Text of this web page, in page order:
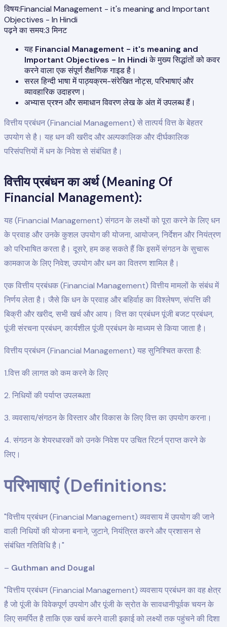
विषय:Financial Management - it's meaning and Important
Objectives - In Hindi
पढ़ने का समय:3मिनट
यह Financial Management - it's meaning and
Important Objectives - In Hindiके मुख्य सिद्धांतों को कवर
करने वाला एक संपूर्ण शैक्षणिक गाइड है।
सरल हिन्दी भाषा में पाठ्यक्रम-संरेखित नोट्स, परिभाषाएं और
व्यावहारिक उदाहरण।
अभ्यास प्रश्न और समाधान विवरण लेख के अंत में उपलब्ध हैं।
वित्तीय प्रबंधन (Financial Management) से तात्पर्य वित्त के बेहतर
उपयोग से है। यह धन की खरीद और अल्पकालिक और दीर्घकालिक
परिसंपत्तियों में धन के निवेश से संबंधित है।
वित्तीय प्रबंधन का अर्थ (Meaning Of
Financial Management):
यह (Financial Management) संगठन के लक्ष्यों को पूरा करने के लिए धन
के प्रवाह और उनके कुशल उपयोग की योजना, आयोजन, निर्देशन और नियंत्रण
को परिभाषित करता है। दूसरे, हम कह सकते हैं कि इसमें संगठन के सुचारू
कामकाज के लिए निवेश, उपयोग और धन का वितरण शामिल है।
एक वित्तीय प्रबंधक (Financial Management) वित्तीय मामलों के संबंध में
निर्णय लेता है। जैसे कि धन के प्रवाह और बहिर्वाह का विश्लेषण, संपत्ति की
बिक्री और खरीद, सभी खर्च और आय। वित्त का प्रबंधन पूंजी बजट प्रबंधन,
पूंजी संरचना प्रबंधन, कार्यशील पूंजी प्रबंधन के माध्यम से किया जाता है।
वित्तीय प्रबंधन (Financial Management) यह सुनिश्चित करता है:
1.वित्त की लागत को कम करने के लिए
2. निधियों की पर्याप्त उपलब्धता
3. व्यवसाय/संगठन के विस्तार और विकास के लिए वित्त का उपयोग करना।
4. संगठन के शेयरधारकों को उनके निवेश पर उचित रिटर्न प्राप्त करने के
लिए।
परिभाषाएं (Definitions:
"वित्तीय प्रबंधन (Financial Management) व्यवसाय में उपयोग की जाने
वाली निधियों की योजना बनाने, जुटाने, नियंत्रित करने और प्रशासन से
संबंधित गतिविधि है।"
– Guthman and Dougal
"वित्तीय प्रबंधन (Financial Management) व्यवसाय प्रबंधन का वह क्षेत्र
है जो पूंजी के विवेकपूर्ण उपयोग और पूंजी के स्रोत के सावधानीपूर्वक चयन के
लिए समर्पित है ताकि एक खर्च करने वाली इकाई को लक्ष्यों तक पहुंचने की दिशा